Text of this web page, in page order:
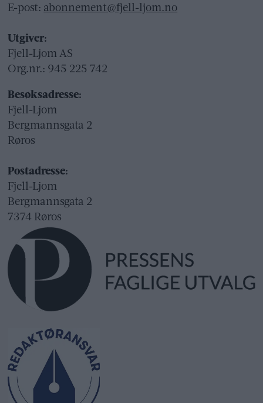
E-post: abonnement@fjell-ljom.no
Utgiver:
Fjell-Ljom AS
Org.nr.: 945 225 742
Besøksadresse:
Fjell-Ljom
Bergmannsgata 2
Røros
Postadresse:
Fjell-Ljom
Bergmannsgata 2
7374 Røros